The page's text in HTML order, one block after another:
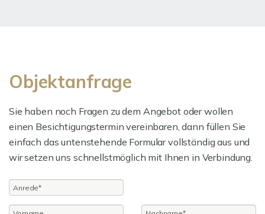
Objektanfrage
Sie haben noch Fragen zu dem Angebot oder wollen
einen Besichtigungstermin vereinbaren, dann füllen Sie
einfach das untenstehende Formular vollständig aus und
wir setzen uns schnellstmöglich mit Ihnen in Verbindung.